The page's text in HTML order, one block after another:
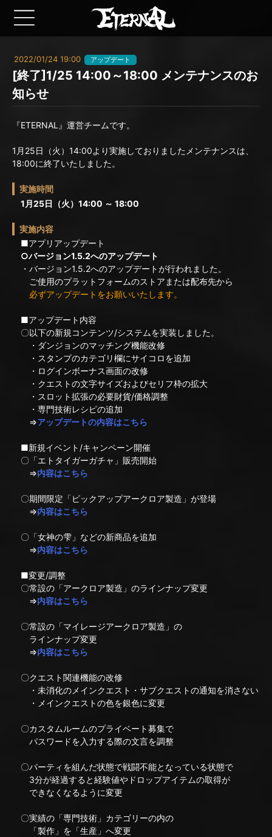
2022/01/24 19:00 アップデート
[終了]1/25 14:00～18:00 メンテナンスのお
知らせ
『ETERNAL』運営チームです。
1月25日（火）14:00より実施しておりましたメンテナンスは、
18:00に終了いたしました。
実施時間
1月25日（火）14:00 ～ 18:00
実施内容
■アプリアップデート
○バージョン1.5.2へのアップデート
・バージョン1.5.2へのアップデートが行われました。
ご使用のプラットフォームのストアまたは配布先から
必ずアップデートをお願いいたします。
■アップデート内容
〇以下の新規コンテンツ/システムを実装しました。
・ダンジョンのマッチング機能改修
・スタンプのカテゴリ欄にサイコロを追加
・ログインボーナス画面の改修
・クエストの文字サイズおよびセリフ枠の拡大
・スロット拡張の必要財貨/価格調整
・専門技術レシピの追加
⇒アップデートの内容はこちら
■新規イベント/キャンペーン開催
〇「エトタイガーガチャ」販売開始
⇒内容はこちら
〇期間限定「ピックアップアークロア製造」が登場
⇒内容はこちら
〇「女神の雫」などの新商品を追加
⇒内容はこちら
■変更/調整
〇常設の「アークロア製造」のラインナップ変更
⇒内容はこちら
〇常設の「マイレージアークロア製造」の
ラインナップ変更
⇒内容はこちら
〇クエスト関連機能の改修
・未消化のメインクエスト・サブクエストの通知を消さない
・メインクエストの色を銀色に変更
〇カスタムルームのプライベート募集で
パスワードを入力する際の文言を調整
〇パーティを組んだ状態で戦闘不能となっている状態で
3分が経過すると経験値やドロップアイテムの取得が
できなくなるように変更
〇実績の「専門技術」カテゴリーの内の
「製作」を「生産」へ変更